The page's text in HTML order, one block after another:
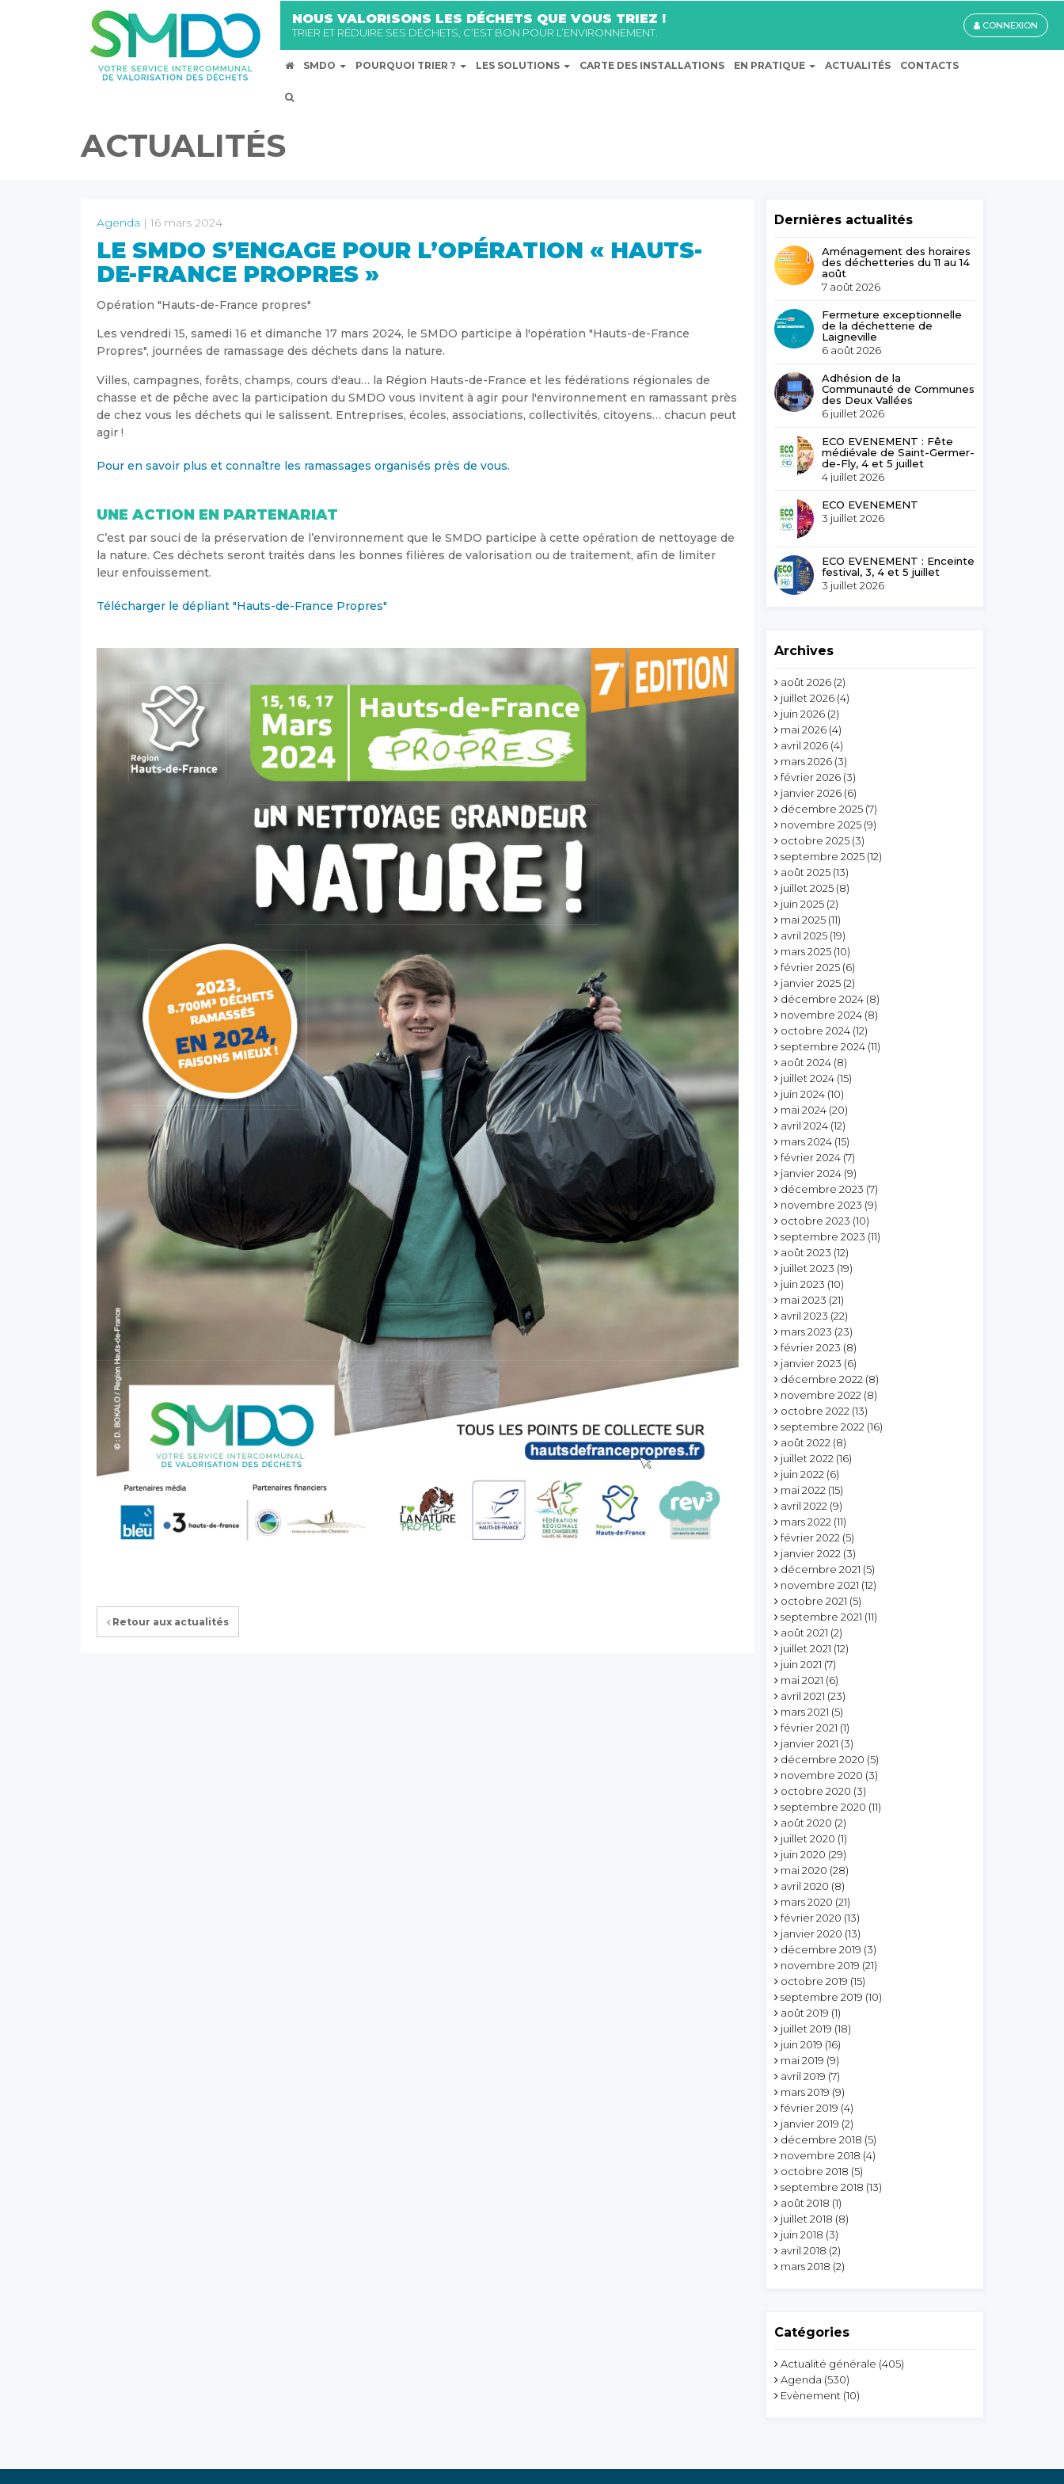
NOUS VALORISONS LES DÉCHETS QUE VOUS TRIEZ !
TRIER ET RÉDUIRE SES DÉCHETS, C’EST BON POUR L’ENVIRONNEMENT.
SMDO POURQUOI TRIER ? LES SOLUTIONS CARTE DES INSTALLATIONS EN PRATIQUE ACTUALITÉS CONTACTS
CONNEXION
ACTUALITÉS
Agenda | 16 mars 2024
LE SMDO S’ENGAGE POUR L’OPÉRATION « HAUTS-
DE-FRANCE PROPRES »
Opération "Hauts-de-France propres"
Les vendredi 15, samedi 16 et dimanche 17 mars 2024, le SMDO participe à l'opération "Hauts-de-France
Propres", journées de ramassage des déchets dans la nature.
Villes, campagnes, forêts, champs, cours d'eau… la Région Hauts-de-France et les fédérations régionales de
chasse et de pêche avec la participation du SMDO vous invitent à agir pour l'environnement en ramassant près
de chez vous les déchets qui le salissent. Entreprises, écoles, associations, collectivités, citoyens… chacun peut
agir !
Pour en savoir plus et connaître les ramassages organisés près de vous.
UNE ACTION EN PARTENARIAT
C’est par souci de la préservation de l’environnement que le SMDO participe à cette opération de nettoyage de
la nature. Ces déchets seront traités dans les bonnes filières de valorisation ou de traitement, afin de limiter
leur enfouissement.
Télécharger le dépliant "Hauts-de-France Propres"
Retour aux actualités
Dernières actualités
Aménagement des horaires
des déchetteries du 11 au 14
août
7 août 2026
Fermeture exceptionnelle
de la déchetterie de
Laigneville
6 août 2026
Adhésion de la
Communauté de Communes
des Deux Vallées
6 juillet 2026
ECO EVENEMENT : Fête
médiévale de Saint-Germer-
de-Fly, 4 et 5 juillet
4 juillet 2026
ECO EVENEMENT
3 juillet 2026
ECO EVENEMENT : Enceinte
festival, 3, 4 et 5 juillet
3 juillet 2026
Archives
août 2026 (2)
juillet 2026 (4)
juin 2026 (2)
mai 2026 (4)
avril 2026 (4)
mars 2026 (3)
février 2026 (3)
janvier 2026 (6)
décembre 2025 (7)
novembre 2025 (9)
octobre 2025 (3)
septembre 2025 (12)
août 2025 (13)
juillet 2025 (8)
juin 2025 (2)
mai 2025 (11)
avril 2025 (19)
mars 2025 (10)
février 2025 (6)
janvier 2025 (2)
décembre 2024 (8)
novembre 2024 (8)
octobre 2024 (12)
septembre 2024 (11)
août 2024 (8)
juillet 2024 (15)
juin 2024 (10)
mai 2024 (20)
avril 2024 (12)
mars 2024 (15)
février 2024 (7)
janvier 2024 (9)
décembre 2023 (7)
novembre 2023 (9)
octobre 2023 (10)
septembre 2023 (11)
août 2023 (12)
juillet 2023 (19)
juin 2023 (10)
mai 2023 (21)
avril 2023 (22)
mars 2023 (23)
février 2023 (8)
janvier 2023 (6)
décembre 2022 (8)
novembre 2022 (8)
octobre 2022 (13)
septembre 2022 (16)
août 2022 (8)
juillet 2022 (16)
juin 2022 (6)
mai 2022 (15)
avril 2022 (9)
mars 2022 (11)
février 2022 (5)
janvier 2022 (3)
décembre 2021 (5)
novembre 2021 (12)
octobre 2021 (5)
septembre 2021 (11)
août 2021 (2)
juillet 2021 (12)
juin 2021 (7)
mai 2021 (6)
avril 2021 (23)
mars 2021 (5)
février 2021 (1)
janvier 2021 (3)
décembre 2020 (5)
novembre 2020 (3)
octobre 2020 (3)
septembre 2020 (11)
août 2020 (2)
juillet 2020 (1)
juin 2020 (29)
mai 2020 (28)
avril 2020 (8)
mars 2020 (21)
février 2020 (13)
janvier 2020 (13)
décembre 2019 (3)
novembre 2019 (21)
octobre 2019 (15)
septembre 2019 (10)
août 2019 (1)
juillet 2019 (18)
juin 2019 (16)
mai 2019 (9)
avril 2019 (7)
mars 2019 (9)
février 2019 (4)
janvier 2019 (2)
décembre 2018 (5)
novembre 2018 (4)
octobre 2018 (5)
septembre 2018 (13)
août 2018 (1)
juillet 2018 (8)
juin 2018 (3)
avril 2018 (2)
mars 2018 (2)
Catégories
Actualité générale (405)
Agenda (530)
Evènement (10)